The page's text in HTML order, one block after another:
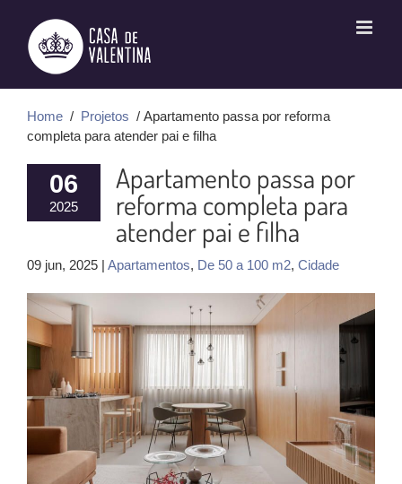
conteúdo
Home / Projetos / Apartamento passa por reforma
completa para atender pai e filha
06
2025
Apartamento passa por
reforma completa para
atender pai e filha
09 jun, 2025 | Apartamentos, De 50 a 100 m2, Cidade